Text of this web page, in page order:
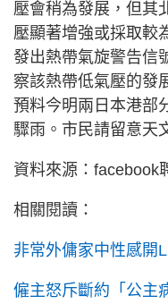
壓會稍為發展，但其
壓顯著增強或採取較
發出熱帶氣旋警告信
察該熱帶低氣壓的發
預料今明兩日本港部
驟雨。市民請留意天
資料來源：facebook
相關閱讀：
非常外傭家中性感開
僱主怒斥斷約「公主